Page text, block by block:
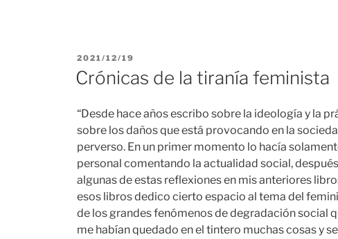
PUBLICADO
EL
2021/12/19
Crónicas de la tiranía feminista
“Desde hace años escribo sobre la ideología y la
sobre los daños que está provocando en la
perverso. En un primer momento lo hacía
personal comentando la actualidad social,
algunas de estas reflexiones en mis anteriores
esos libros dedico cierto espacio al tema del
de los grandes fenómenos de degradación social
me habían quedado en el tintero muchas cosas y